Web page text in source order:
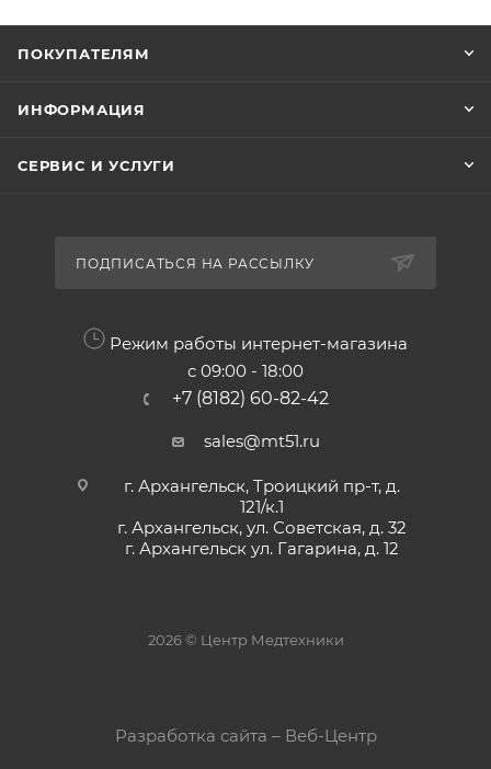
ПОКУПАТЕЛЯМ
ИНФОРМАЦИЯ
СЕРВИС И УСЛУГИ
ПОДПИСАТЬСЯ НА РАССЫЛКУ
Режим работы интернет-магазина
с 09:00 - 18:00
+7 (8182) 60-82-42
sales@mt51.ru
г. Архангельск, Троицкий пр-т, д.
121/к.1
г. Архангельск, ул. Советская, д. 32
г. Архангельск ул. Гагарина, д. 12
2026 © Центр Медтехники
Разработка сайта – Веб-Центр